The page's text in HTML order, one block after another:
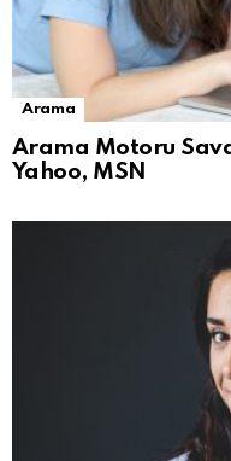
Arama
Arama Motoru
Yahoo, MSN